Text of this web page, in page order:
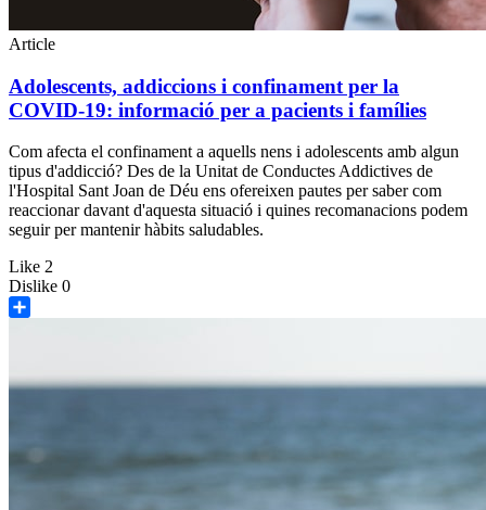
Article
Adolescents, addiccions i confinament per la
COVID-19: informació per a pacients i famílies
Com afecta el confinament a aquells nens i adolescents amb algun
tipus d'addicció? Des de la Unitat de Conductes Addictives de
l'Hospital Sant Joan de Déu ens ofereixen pautes per saber com
reaccionar davant d'aquesta situació i quines recomanacions podem
seguir per mantenir hàbits saludables.
Like 2
Dislike 0